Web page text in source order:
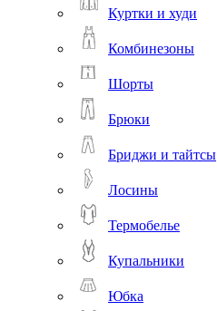
Куртки и худи
Комбинезоны
Шорты
Брюки
Бриджи и тайтсы
Лосины
Термобелье
Купальники
Юбка